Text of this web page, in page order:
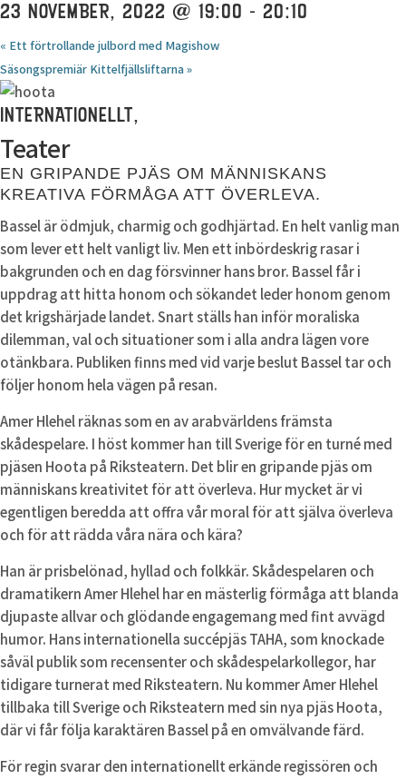
23 NOVEMBER, 2022 @ 19:00 - 20:10
« Ett förtrollande julbord med Magishow
Säsongspremiär Kittelfjällsliftarna»
INTERNATIONELLT,
Teater
EN GRIPANDE PJÄS OM MÄNNISKANS
KREATIVA FÖRMÅGA ATT ÖVERLEVA.
Bassel är ödmjuk, charmig och godhjärtad. En helt vanlig man
som lever ett helt vanligt liv. Men ett inbördeskrig rasar i
bakgrunden och en dag försvinner hans bror. Bassel får i
uppdrag att hitta honom och sökandet leder honom genom
det krigshärjade landet. Snart ställs han inför moraliska
dilemman, val och situationer som i alla andra lägen vore
otänkbara. Publiken finns med vid varje beslut Bassel tar och
följer honom hela vägen på resan.
Amer Hlehel räknas som en av arabvärldens främsta
skådespelare. I höst kommer han till Sverige för en turné med
pjäsen Hoota på Riksteatern. Det blir en gripande pjäs om
människans kreativitet för att överleva. Hur mycket är vi
egentligen beredda att offra vår moral för att själva överleva
och för att rädda våra nära och kära?
Han är prisbelönad, hyllad och folkkär. Skådespelaren och
dramatikern Amer Hlehel har en mästerlig förmåga att blanda
djupaste allvar och glödande engagemang med fint avvägd
humor. Hans internationella succépjäs TAHA, som knockade
såväl publik som recensenter och skådespelarkollegor, har
tidigare turnerat med Riksteatern. Nu kommer Amer Hlehel
tillbaka till Sverige och Riksteatern med sin nya pjäs Hoota,
där vi får följa karaktären Bassel på en omvälvande färd.
För regin svarar den internationellt erkände regissören och